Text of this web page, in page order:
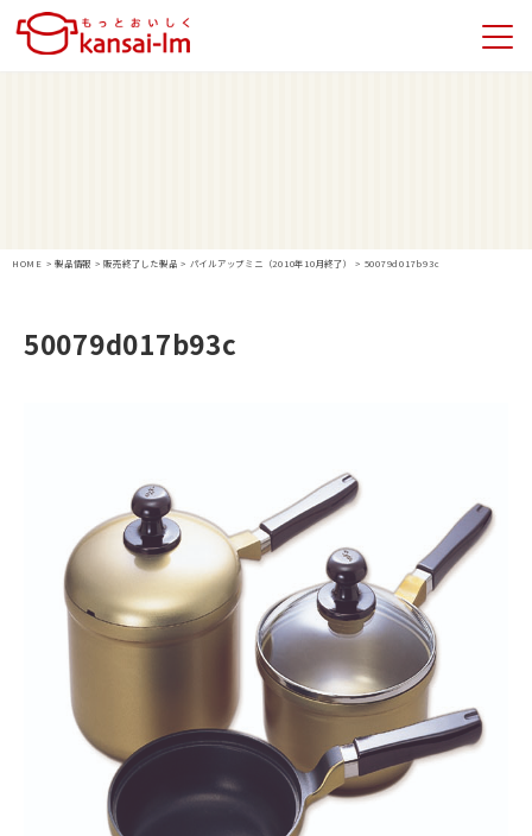
HOME >製品情報 >販売終了した製品 > パイルアップミニ（2010年10月終了） > 50079d017b93c
50079d017b93c